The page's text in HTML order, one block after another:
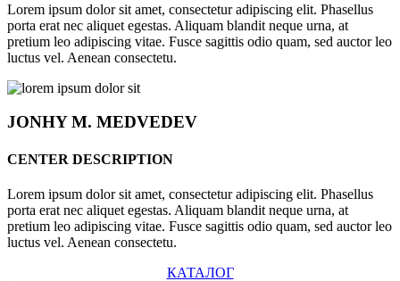
Lorem ipsum dolor sit amet, consectetur adipiscing elit. Phasellus
porta erat nec aliquet egestas. Aliquam blandit neque urna, at
pretium leo adipiscing vitae. Fusce sagittis odio quam, sed auctor leo
luctus vel. Aenean consectetu.
JONHYM. MEDVEDEV
CENTER DESCRIPTION
Lorem ipsum dolor sit amet, consectetur adipiscing elit. Phasellus
porta erat nec aliquet egestas. Aliquam blandit neque urna, at
pretium leo adipiscing vitae. Fusce sagittis odio quam, sed auctor leo
luctus vel. Aenean consectetu.
КАТАЛОГ